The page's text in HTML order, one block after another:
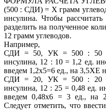
(500 : СДИ) = Х грамм
инсулина. Чтобы
разделить на полученное
12 грамм углеводов.
Например,
СДИ = 50, УК = 500 : 50 =
инсулина, 12 : 10 = 1,2 ед.
введем 1,2х5=6 ед., на 3,5ХЕ
СДИ = 20, УК = 500 : 20 =
инсулина, 12 : 25 = 0,48 ед.
введем 0,48х6 = 3 ед., на
Следует отметить, что